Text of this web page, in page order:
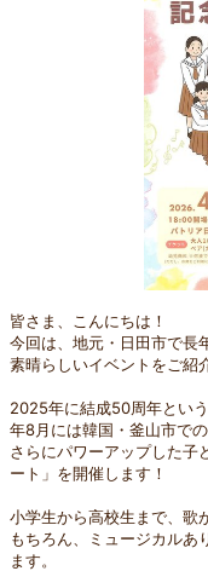
皆さま、こんにちは！
今回は、地元・日田市で長
素晴らしいイベントをご紹
2025年に結成50周年とい
年8月には韓国・釜山市で
さらにパワーアップした子
ート」を開催します！
小学生から高校生まで、歌
もちろん、ミュージカルあ
ます。